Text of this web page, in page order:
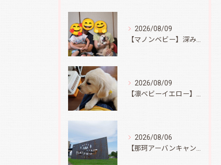
2026/08/09
2026/08/09
2026/08/06